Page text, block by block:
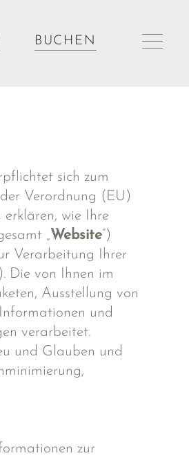
BUCHEN
sich zum
Verordnung (EU)
erklären, wie Ihre
„Website”)
Verarbeitung Ihrer
Die von Ihnen im
Ausstellung von
und
verarbeitet.
und Glauben und
zur